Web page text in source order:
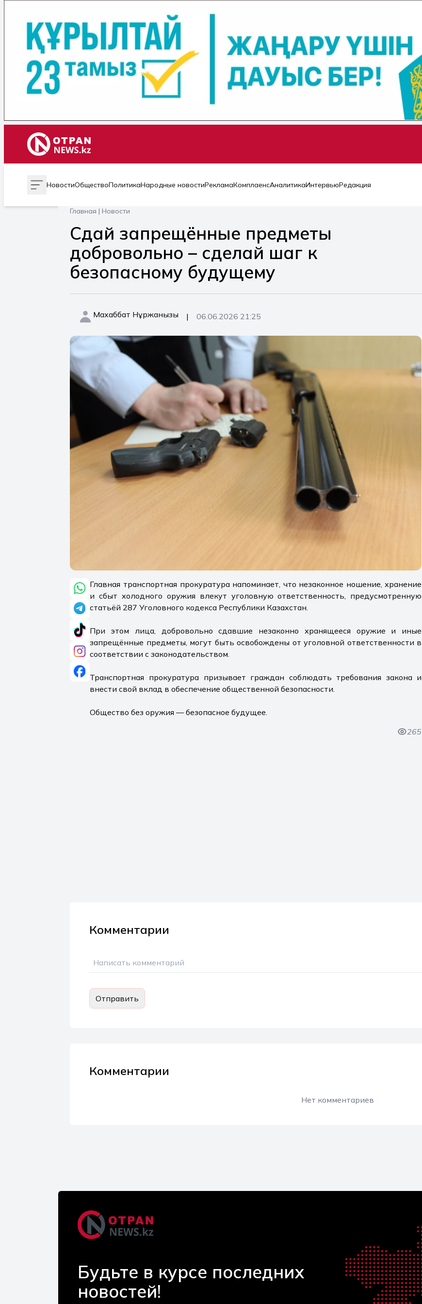
НовостиОбществоПолитикаНародные новостиРекламаКомплаенсАналитикаИнтервьюРедакция
Главная | Новости
Сдай запрещённые предметы
добровольно – сделай шаг к
безопасному будущему
Махаббат Нұржанқызы | 06.06.2026 21:25
Главная транспортная прокуратура напоминает, что незаконное ношение, хранение
и сбыт холодного оружия влекут уголовную ответственность, предусмотренную
статьёй 287 Уголовного кодекса Республики Казахстан.
При этом лица, добровольно сдавшие незаконно хранящееся оружие и иные
запрещённые предметы, могут быть освобождены от уголовной ответственности в
соответствии с законодательством.
Транспортная прокуратура призывает граждан соблюдать требования закона и
внести свой вклад в обеспечение общественной безопасности.
Общество без оружия — безопасное будущее.
265
Комментарии
Отправить
Комментарии
Нет комментариев
Будьте в курсе последних
новостей!